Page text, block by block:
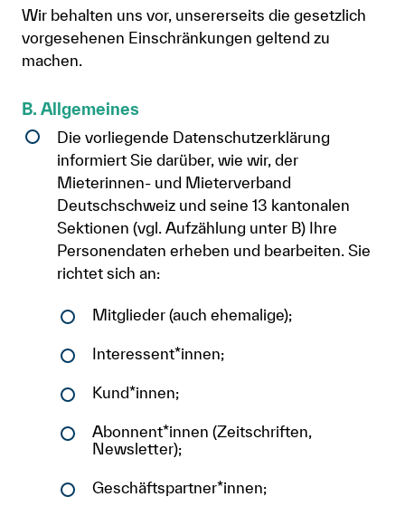
Wir behalten uns vor, unsererseits die gesetzlich
vorgesehenen Einschränkungen geltend zu
machen.
B. Allgemeines
Die vorliegende Datenschutzerklärung
informiert Sie darüber, wie wir, der
Mieterinnen- und Mieterverband
Deutschschweiz und seine 13 kantonalen
Sektionen (vgl. Aufzählung unter B) Ihre
Personendaten erheben und bearbeiten. Sie
richtet sich an:
Mitglieder (auch ehemalige);
Interessent*innen;
Kund*innen;
Abonnent*innen (Zeitschriften,
Newsletter);
Geschäftspartner*innen;